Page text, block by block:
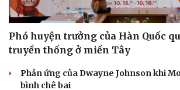
Phó huyện trưởng của Hàn Quốc
truyền thống ở miền Tây
Phản ứng của Dwayne Johnson khi
bình chê bai